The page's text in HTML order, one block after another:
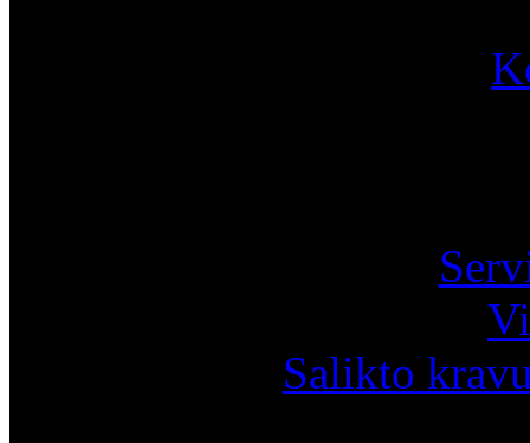
Salikto